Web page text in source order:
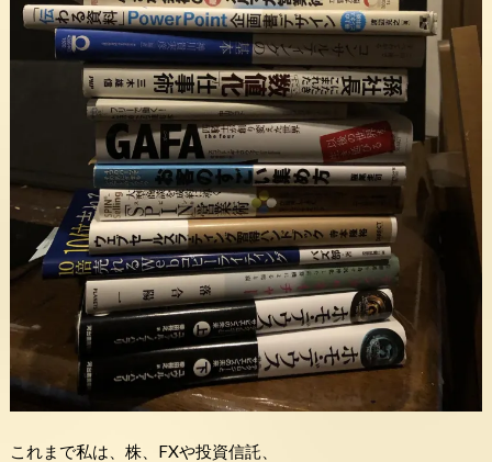
これまで私は、株、FXや投資信託、